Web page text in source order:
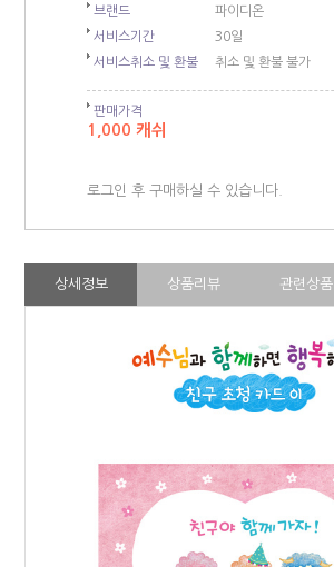
브랜드
파이디온
서비스기간
30일
서비스취소 및 환불
취소 및 환불 불가
판매가격
1,000 캐쉬
로그인 후 구매하실 수 있습니다.
상세정보 상품리뷰 관련상품